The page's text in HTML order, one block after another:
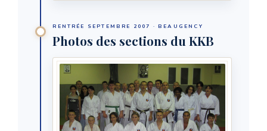
RENTRÉE SEPTEMBRE 2007 · BEAUGENCY
Photos des sections du KKB